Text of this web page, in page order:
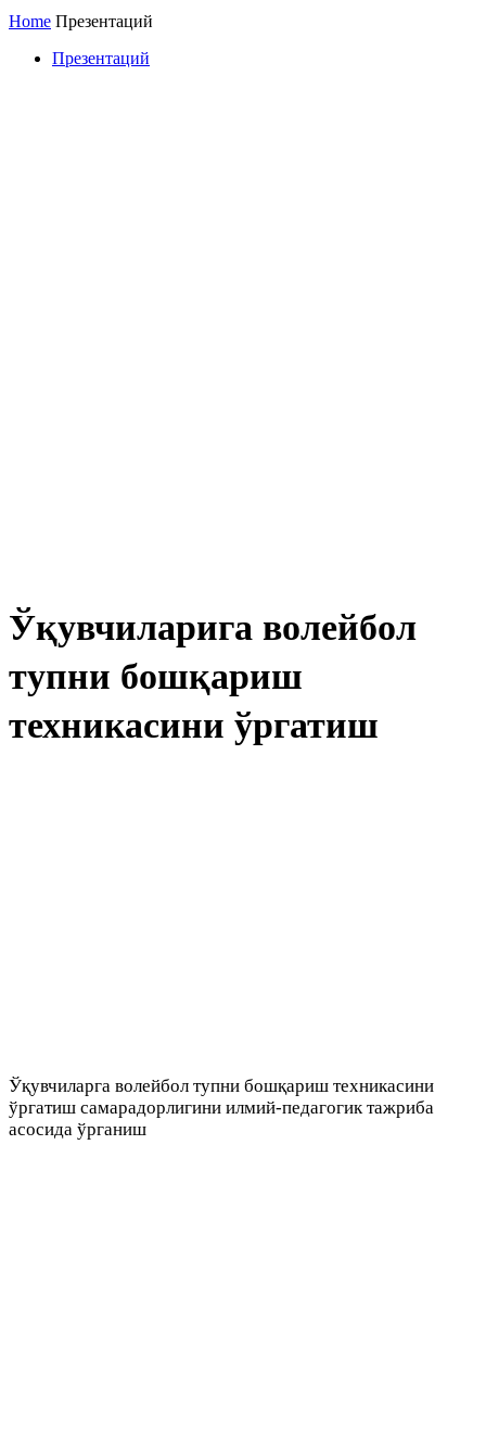
Home Презентаций
Презентаций
Ўқувчиларига волейбол
тупни бошқариш
техникасини ўргатиш
Ўқувчиларга волейбол тупни бошқариш техникасини
ўргатиш самарадорлигини илмий-педагогик тажриба
асосида ўрганиш